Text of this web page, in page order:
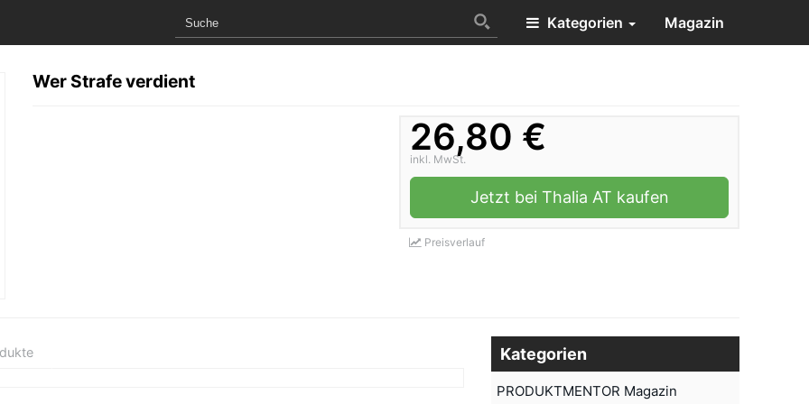
Kategorien Magazin
Wer Strafe verdient
26,80 €
inkl. MwSt.
Jetzt bei Thalia AT kaufen
Preisverlauf
Kategorien
PRODUKTMENTOR Magazin